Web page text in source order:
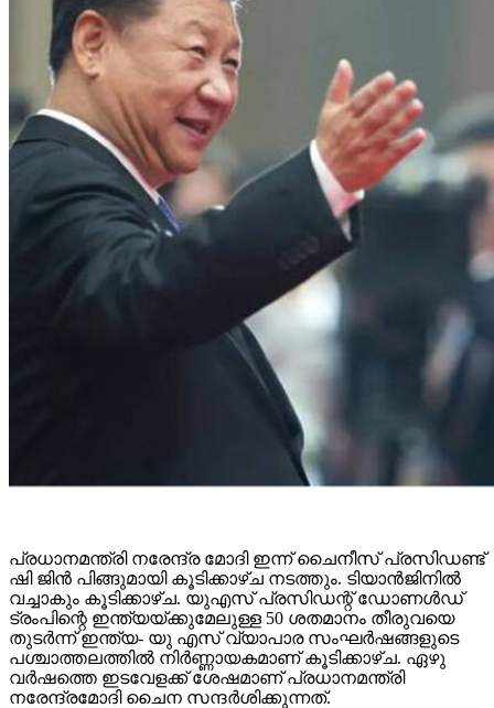
പ്രധാനമന്ത്രി നരേന്ദ്ര മോദി ഇന്ന് ചൈനീസ് പ്രസിഡണ്ട്
ഷി ജിൻ പിങ്ങുമായി കൂടിക്കാഴ്ച നടത്തും. ടിയാൻജിനിൽ
വച്ചാകും കൂടിക്കാഴ്ച. യുഎസ് പ്രസിഡന്റ് ഡോണൾഡ്
ട്രംപിന്റെ ഇന്ത്യയ്ക്കുമേലുള്ള 50 ശതമാനം തീരുവയെ
തുടർന്ന് ഇന്ത്യ- യു എസ് വ്യാപാര സംഘർഷങ്ങളുടെ
പശ്ചാത്തലത്തിൽ നിർണ്ണായകമാണ് കൂടിക്കാഴ്ച. ഏഴു
വർഷത്തെ ഇടവേളക്ക് ശേഷമാണ് പ്രധാനമന്ത്രി
നരേന്ദ്രമോദി ചൈന സന്ദർശിക്കുന്നത്.